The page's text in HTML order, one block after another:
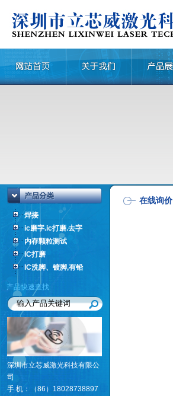
焊接
ic磨字.ic打磨.去字
内存颗粒测试
IC打磨
IC洗脚、镀脚,有铅
产品快速查找
深圳市立芯威激光科技有限公
司
手 机：（86）18028738897
在线询价